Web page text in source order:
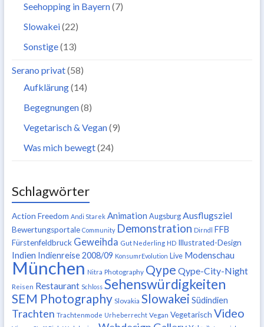
Seehopping in Bayern(7)
Slowakei(22)
Sonstige(13)
Serano privat(58)
Aufklärung(14)
Begegnungen(8)
Vegetarisch & Vegan(9)
Was mich bewegt(24)
Schlagwörter
Action Freedom Andi Starek Animation Augsburg Ausflugsziel
Bewertungsportale Community Demonstration Dirndl FFB
Fürstenfeldbruck Geweihda Gut Nederling HD Illustrated-Design
Indien Indienreise 2008/09 KonsumrEvolution Live Modenschau
München Nitra Photography Qype Qype-City-Night
Reisen Restaurant Schloss Sehenswürdigkeiten
SEM Photography Slovakia Slowakei Südindien
Trachten Trachtenmode Urheberrecht Vegan Vegetarisch Video